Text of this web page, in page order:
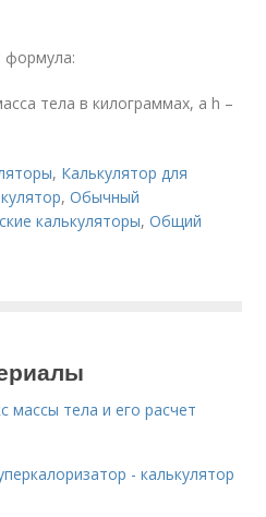
тела в килограммах, а h –
, Калькулятор для
,Обычный
калькуляторы,Общий
массы тела и его расчет
- калькулятор